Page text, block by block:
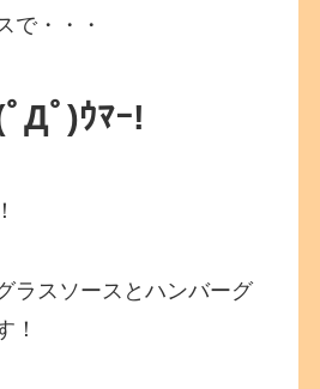
で・・・
Дﾟ)ｳﾏｰ!
ラスソースとハンバーグ
！